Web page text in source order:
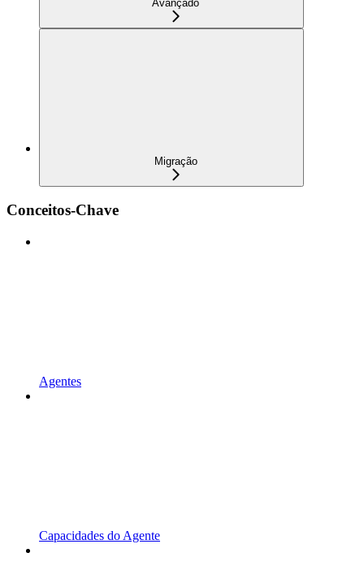
Avançado
Migração
Conceitos-Chave
Agentes
Capacidades do Agente